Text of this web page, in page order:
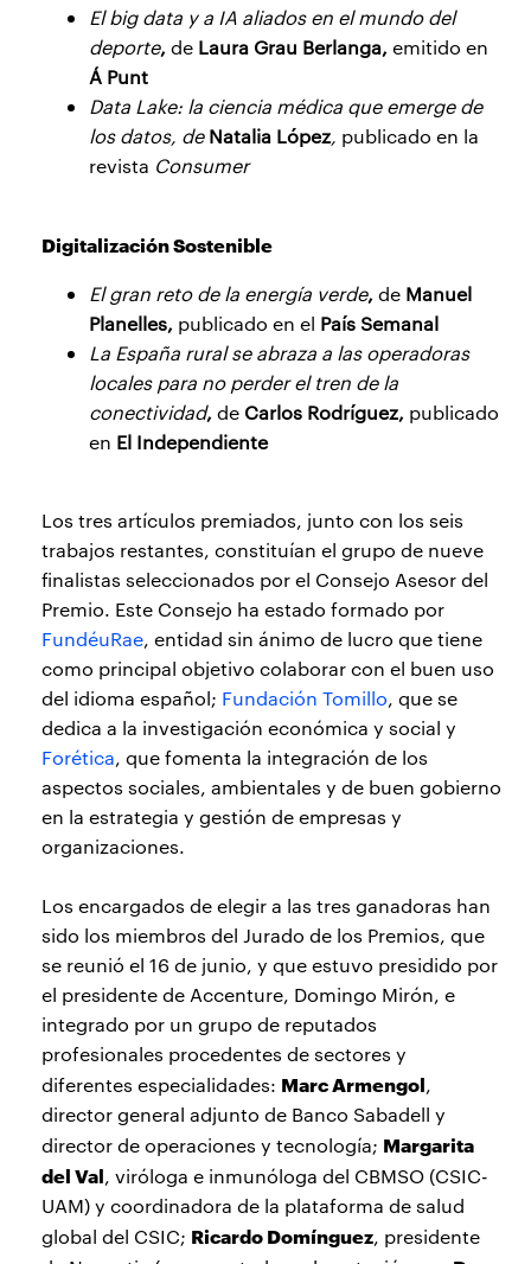
El big data y a IA aliados en el mundo del
deporte,de Laura Grau Berlanga,emitido en
Á Punt
Data Lake: la ciencia médica que emerge de
los datos, de Natalia López, publicado en la
revista Consumer
Digitalización Sostenible
El gran reto de la energía verde,de Manuel
Planelles, publicado en el País Semanal
La España rural se abraza a las operadoras
locales para no perder el tren de la
conectividad,de Carlos Rodríguez, publicado
en El Independiente
Los tres artículos premiados, junto con los seis
trabajos restantes, constituían el grupo de nueve
finalistas seleccionados por el Consejo Asesor del
Premio. Este Consejo ha estado formado por
FundéuRae, entidad sin ánimo de lucro que tiene
como principal objetivo colaborar con el buen uso
del idioma español; Fundación Tomillo, que se
dedica a la investigación económica y social y
Forética, que fomenta la integración de los
aspectos sociales, ambientales y de buen gobierno
en la estrategia y gestión de empresas y
organizaciones.
Los encargados de elegir a las tres ganadoras han
sido los miembros del Jurado de los Premios, que
se reunió el 16 de junio, y que estuvo presidido por
el presidente de Accenture, Domingo Mirón, e
integrado por un grupo de reputados
profesionales procedentes de sectores y
diferentes especialidades: Marc Armengol,
director general adjunto de Banco Sabadell y
director de operaciones y tecnología; Margarita
del Val, viróloga e inmunóloga del CBMSO (CSIC-
UAM) y coordinadora de la plataforma de salud
global del CSIC; Ricardo Domínguez, presidente